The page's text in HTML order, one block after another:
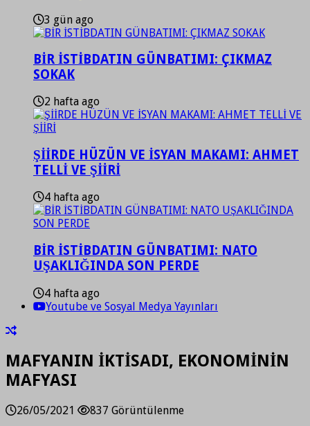
3 gün ago
BİR İSTİBDATIN GÜNBATIMI: ÇIKMAZ
SOKAK
2 hafta ago
ŞİİRDE HÜZÜN VE İSYAN MAKAMI: AHMET
TELLİ VE ŞİİRİ
4 hafta ago
BİR İSTİBDATIN GÜNBATIMI: NATO
UŞAKLIĞINDA SON PERDE
4 hafta ago
Youtube ve Sosyal Medya Yayınları
MAFYANIN İKTİSADI, EKONOMİNİN
MAFYASI
26/05/2021 837 Görüntülenme